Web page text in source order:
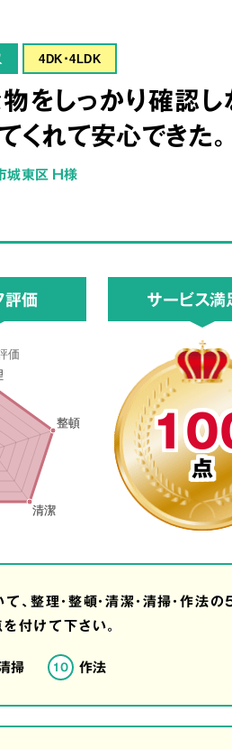
4DK･4LDK
をしっかり確認し
くれて安心できた。
城東区 H様
評価 サービス満
点
整理・整頓・清潔・清掃・作法の
付けて下さい。
掃 10 作法